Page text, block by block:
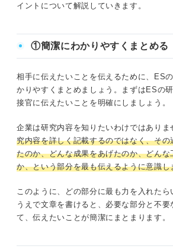
イントについて解説していきます。
①簡潔にわかりやすくまとめる
相手に伝えたいことを伝えるために、ES
かりやすくまとめましょう。まずはESの
接官に伝えたいことを明確にしましょう。
企業は研究内容を知りたいわけではありま
究内容を詳しく記載するのではなく、そ
たのか、どんな成果をあげたのか、どん
か、という部分を最も伝えるように意識し
このように、どの部分に最も力を入れた
うえで文章を書けると、必要な部分と不要
て、伝えたいことが簡潔にまとまります。